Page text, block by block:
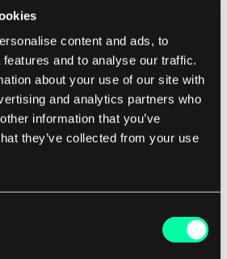
content and ads, to
and to analyse our traffic.
about your use of our site with
and analytics partners who
information that you’ve
they’ve collected from your use
bidra til å forhindre
og forbedre den totale
i telemedisin for virtuelle
pasienttriage. Virtuelle
koble seg til
noe som reduserer
AI-drevne